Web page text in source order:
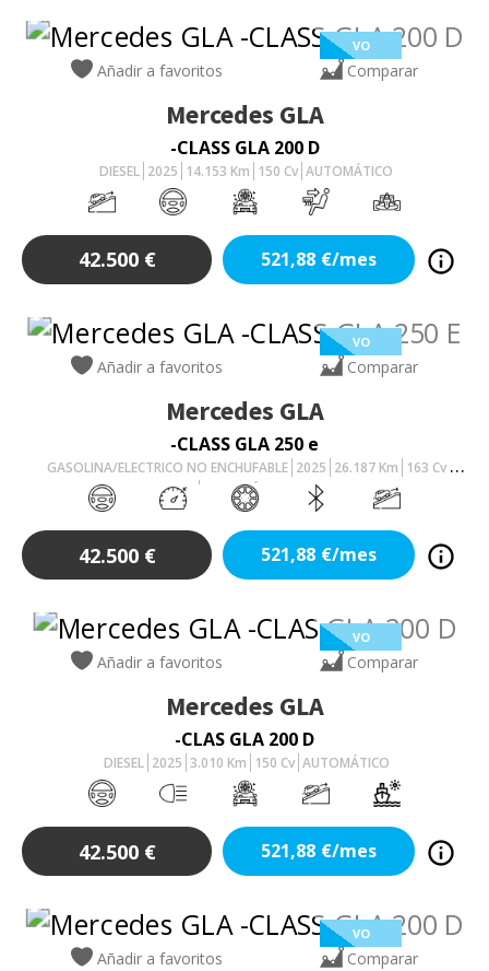
VO
Añadir a favoritos Comparar
Mercedes GLA
-CLASS GLA 200 D
DIESEL 2025 14.153 Km 150 Cv AUTOMÁTICO
42.500 € 521,88 €/mes
VO
Añadir a favoritos Comparar
Mercedes GLA
-CLASS GLA 250 e
GASOLINA/ELECTRICO NO ENCHUFABLE 2025 26.187Km 163 Cv
AUTOMÁTICO
42.500 € 521,88 €/mes
VO
Añadir a favoritos Comparar
Mercedes GLA
-CLAS GLA 200 D
DIESEL 2025 3.010 Km 150 Cv AUTOMÁTICO
42.500 € 521,88 €/mes
VO
Añadir a favoritos Comparar